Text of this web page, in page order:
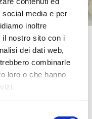
social media e per
inoltre
il nostro sito con i
dei dati web,
combinarle
loro o che hanno
cercando di